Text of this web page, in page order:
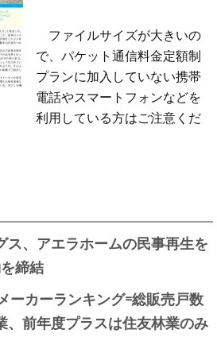
ファイルサイズが大きいの
で、パケット通信料金定額制
プランに加入していない携帯
電話やスマートフォンなどを
利用している方はご注意くだ
ス、アエラホームの民事再生を
締結
ーカーランキング=総販売戸数
、前年度プラスは住友林業のみ